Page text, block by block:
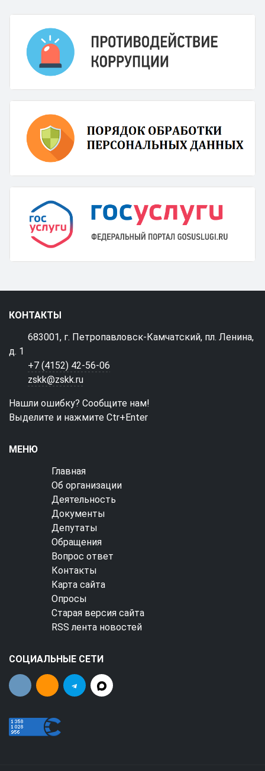
КОНТАКТЫ
683001, г. Петропавловск-Камчатский, пл. Ленина,
д. 1
+7 (4152) 42-56-06
zskk@zskk.ru
Нашли ошибку? Сообщите нам!
Выделите и нажмите Ctr+Enter
МЕНЮ
Главная
Об организации
Деятельность
Документы
Депутаты
Обращения
Вопрос ответ
Контакты
Карта сайта
Опросы
Старая версия сайта
RSS лента новостей
СОЦИАЛЬНЫЕ СЕТИ